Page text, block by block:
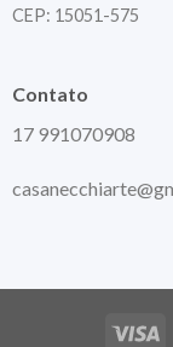
CEP: 15051-575
Contato
17 991070908